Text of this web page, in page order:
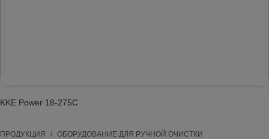
KKE Power 18-275C
ПРОДУКЦИЯ ОБОРУДОВАНИЕ ДЛЯ РУЧНОЙ ОЧИСТКИ